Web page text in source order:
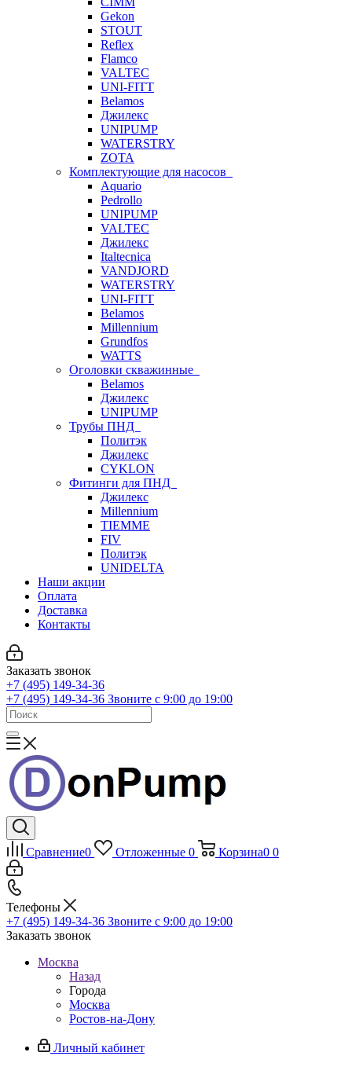
Gekon
STOUT
Reflex
Flamco
VALTEC
UNI-FITT
Belamos
Джилекс
UNIPUMP
WATERSTRY
ZOTA
Комплектующие для насосов
Aquario
Pedrollo
UNIPUMP
VALTEC
Джилекс
Italtecnica
VANDJORD
WATERSTRY
UNI-FITT
Belamos
Millennium
Grundfos
WATTS
Оголовки скважинные
Belamos
Джилекс
UNIPUMP
Трубы ПНД
Политэк
Джилекс
CYKLON
Фитинги для ПНД
Джилекс
Millennium
TIEMME
FIV
Политэк
UNIDELTA
Наши акции
Оплата
Доставка
Контакты
Заказать звонок
+7 (495) 149-34-36
+7 (495) 149-34-36 Звоните с 9:00 до 19:00
Сравнение0 Отложенные 0 Корзина0 0
Телефоны
+7 (495) 149-34-36 Звоните с 9:00 до 19:00
Заказать звонок
Москва
Назад
Города
Москва
Ростов-на-Дону
Личный кабинет